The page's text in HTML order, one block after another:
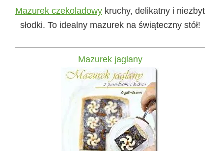
Mazurek czekoladowy kruchy, delikatny i niezbyt
słodki. To idealny mazurek na świąteczny stół!
Mazurek jaglany